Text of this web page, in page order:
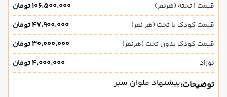
قیمت 1 تخته (هرنفر)
۱۰۶٬۵۰۰٬۰۰۰ تومان
قیمت کودک با تخت (هر نفر)
۴۷٬۹۰۰٬۰۰۰ تومان
قیمت کودک بدون تخت (هرنفر)
۳۰٬۰۰۰٬۰۰۰ تومان
نوزاد
۴٬۰۰۰٬۰۰۰ تومان
توضیحات:پیشنهاد ملوان سیر